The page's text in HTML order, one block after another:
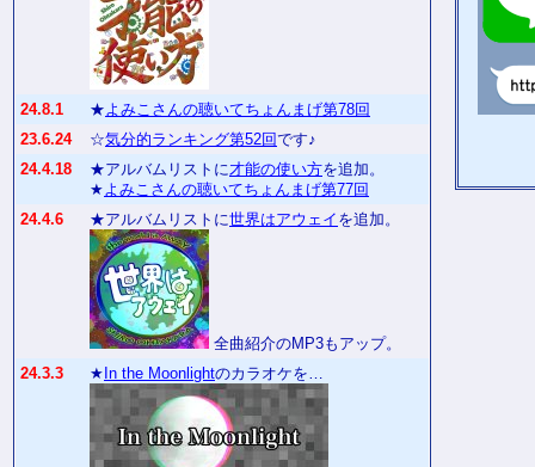
24.8.1 ★よみこさんの聴いてちょんまげ第78回
23.6.24
☆気分的ランキング第52回です♪
24.4.18
★アルバムリストに才能の使い方を追加。
★よみこさんの聴いてちょんまげ第77回
24.4.6
★アルバムリストに世界はアウェイ を追加。
全曲紹介のMP3もアップ。
24.3.3
★ In the Moonlightのカラオケを…